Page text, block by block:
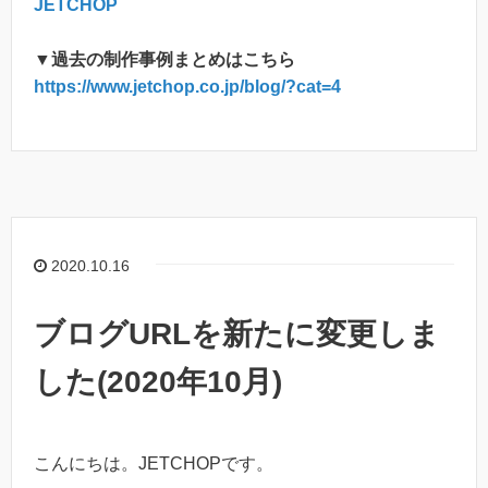
JETCHOP
▼過去の制作事例まとめはこちら
https://www.jetchop.co.jp/blog/?cat=4
2020.10.16
ブログURLを新たに変更しま
した(2020年10月)
こんにちは。JETCHOPです。